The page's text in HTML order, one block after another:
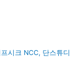
시크 NCC, 단스튜디